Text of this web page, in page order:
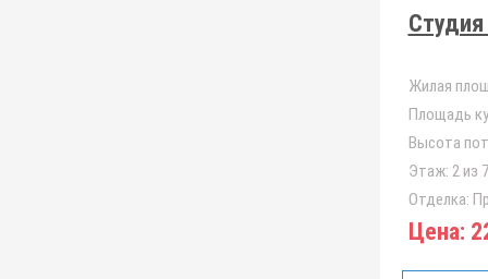
Студия
Жилая
Площадь
Высота
Этаж: 2 из 7
Отделка:
Цена: